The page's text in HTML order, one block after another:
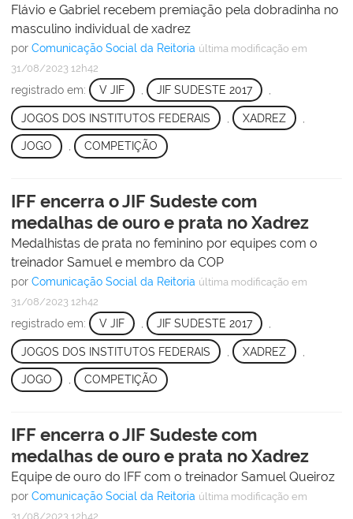
Flávio e Gabriel recebem premiação pela dobradinha no
masculino individual de xadrez
por Comunicação Social da Reitoria última modificação em
31/08/2023 12h42
registrado em: V JIF JIF SUDESTE 2017
JOGOS DOS INSTITUTOS FEDERAIS XADREZ
JOGO , COMPETIÇÃO
IFF encerra o JIF Sudeste com
medalhas de ouro e prata no Xadrez
Medalhistas de prata no feminino por equipes com o
treinador Samuel e membro da COP
por Comunicação Social da Reitoria última modificação em
31/08/2023 12h42
registrado em: V JIF JIF SUDESTE 2017
JOGOS DOS INSTITUTOS FEDERAIS XADREZ
JOGO , COMPETIÇÃO
IFF encerra o JIF Sudeste com
medalhas de ouro e prata no Xadrez
Equipe de ouro do IFF com o treinador Samuel Queiroz
por Comunicação Social da Reitoria última modificação em
31/08/2023 12h42